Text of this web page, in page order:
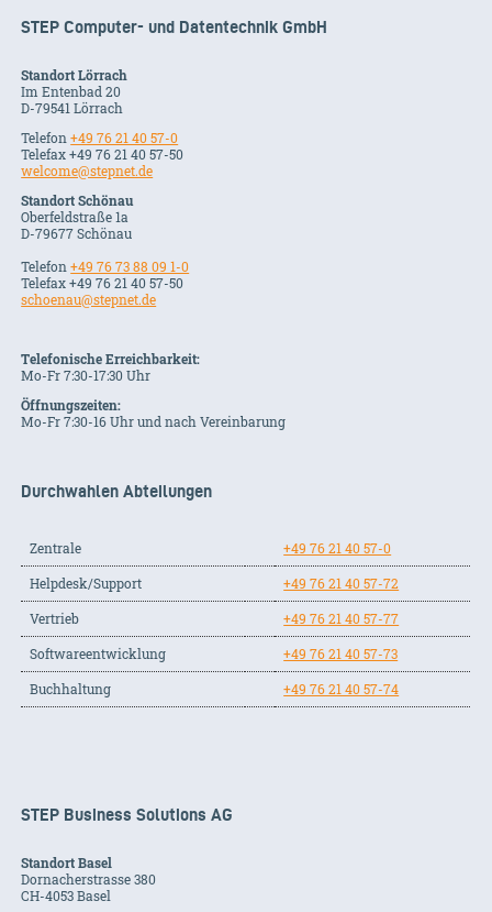
STEP Computer- und Datentechnik GmbH
Standort Lörrach
Im Entenbad 20
D-79541 Lörrach
Telefon+49 76 21 40 57-0
Telefax +49 76 21 40 57-50
welcome@stepnet.de
Standort Schönau
Oberfeldstraße 1a
D-79677 Schönau
Telefon+49 76 73 88 09 1-0
Telefax +49 76 21 40 57-50
schoenau@stepnet.de
Telefonische Erreichbarkeit:
Mo-Fr 7:30-17:30 Uhr
Öffnungszeiten:
Mo-Fr 7:30-16 Uhr und nach Vereinbarung
Durchwahlen Abteilungen
Zentrale
+49 76 21 40 57-0
Helpdesk/Support
+49 76 21 40 57-72
Vertrieb
+49 76 21 40 57-77
Softwareentwicklung
+49 76 21 40 57-73
Buchhaltung
+49 76 21 40 57-74
STEP Business Solutions AG
Standort Basel
Dornacherstrasse 380
CH-4053Basel